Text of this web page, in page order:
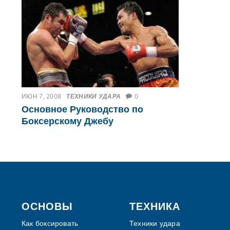
ИЮН 7, 2008 ТЕХНИКИ УДАРА 0
Основное Руководство по
Боксерскому Джебу
FooterОСНОВЫ
Как боксировать
ТЕХНИКА
Техники удара